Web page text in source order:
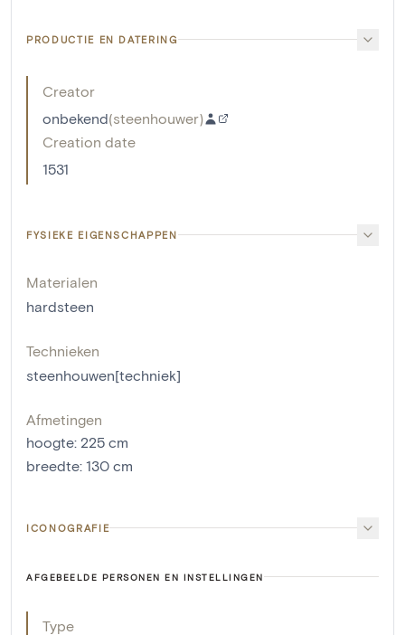
PRODUCTIE EN DATERING
Creator
onbekend(steenhouwer)
Creation date
1531
FYSIEKE EIGENSCHAPPEN
Materialen
hardsteen
Technieken
steenhouwen[techniek]
Afmetingen
hoogte: 225 cm
breedte: 130 cm
ICONOGRAFIE
AFGEBEELDE PERSONEN EN INSTELLINGEN
Type